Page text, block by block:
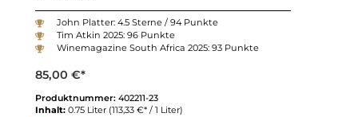
John Platter: 4.5 Sterne / 94 Punkte
Tim Atkin 2025: 96 Punkte
Winemagazine South Africa 2025: 93 Punkte
85,00 €*
Produktnummer: 402211-23
Inhalt: 0.75 Liter (113,33 €* / 1 Liter)